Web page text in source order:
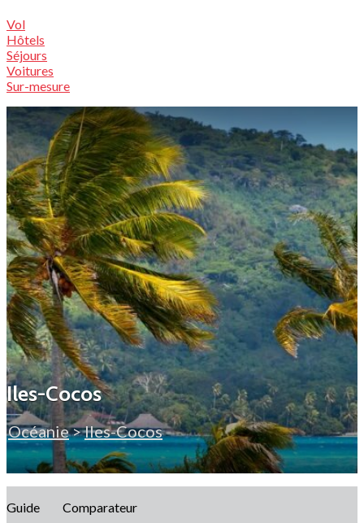
Vol
Hôtels
Séjours
Voitures
Sur-mesure
Iles-Cocos
Océanie>Iles-Cocos
Guide Comparateur